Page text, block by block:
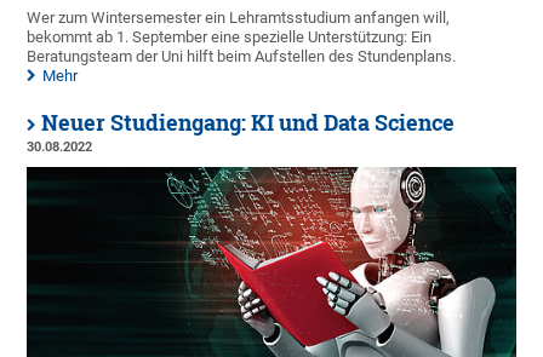
Wer zum Wintersemester ein Lehramtsstudium anfangen will,
bekommt ab 1. September eine spezielle Unterstützung: Ein
Beratungsteam der Uni hilft beim Aufstellen des Stundenplans.
Mehr
Neuer Studiengang: KI und Data Science
30.08.2022